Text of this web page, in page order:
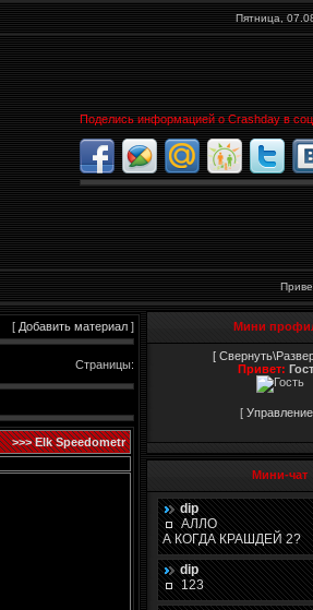
Пятница,
Поделись информацией о Crashday в
[ Добавить материал ]
Страницы:
>>> Elk Speedometr
Мини
[
Привет:
[ Управление
Мини-чат